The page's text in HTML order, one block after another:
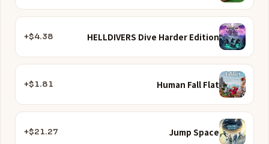
HELLDIVERS Dive Harder Edition
$4.38+
Human Fall Flat
$1.81+
Jump Space
$21.27+